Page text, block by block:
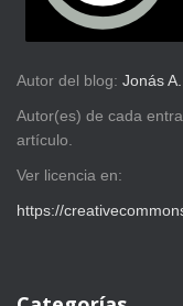
Autor del blog: Jonás
Autor(es) de cada
artículo.
Ver licencia en:
https://